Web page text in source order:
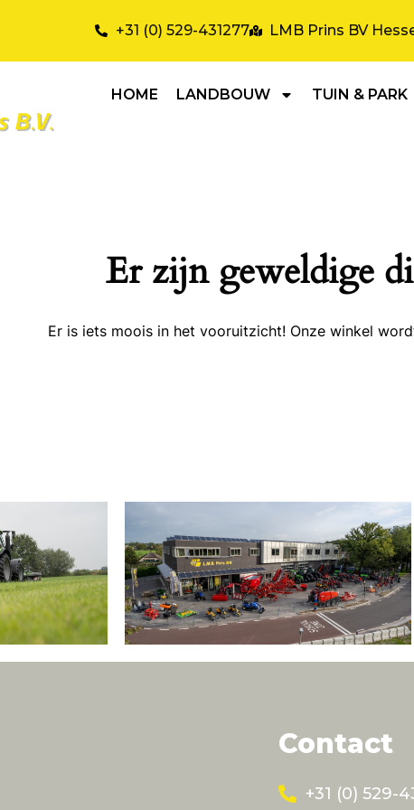
+31 (0) 529-431277 LMB Prins BV
HOME LANDBOUW TUIN & PARK
Er zijn geweldige
Er is iets moois in het vooruitzicht! Onze winkel
Contact
+31 (0) 529-